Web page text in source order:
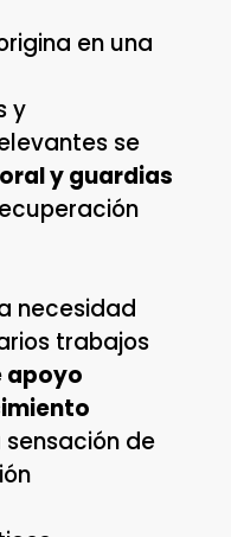
en una
y
se
y guardias
necesidad
trabajos
apoyo
de